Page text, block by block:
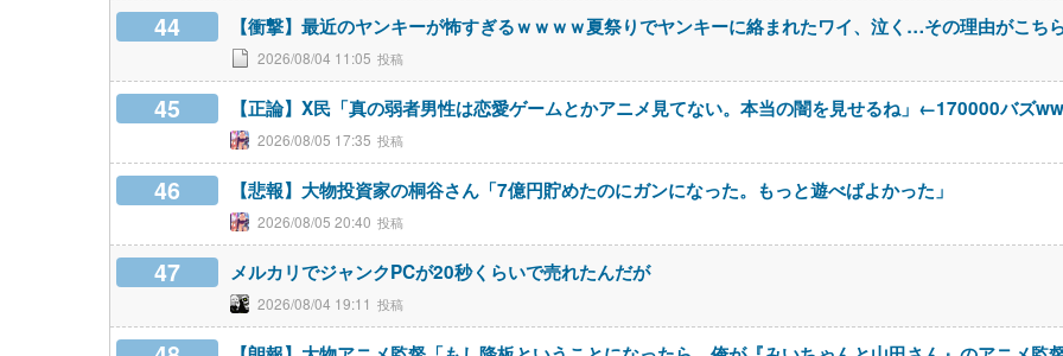
44 【衝撃】最近のヤンキーが怖すぎるｗｗｗｗ夏祭りでヤンキーに絡まれたワイ、泣く…その理由がこ
2026/08/04 11:05
45 【正論】X民「真の弱者男性は恋愛ゲームとかアニメ見てない。本当の闇を見せるね」←170000バズ
2026/08/05 17:35
46 【悲報】大物投資家の桐谷さん「7億円貯めたのにガンになった。もっと遊べばよかった」
2026/08/05 20:40
47 メルカリでジャンクPCが20秒くらいで売れたんだが
2026/08/04 19:11